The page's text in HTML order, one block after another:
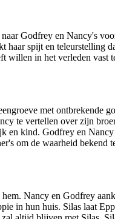
Godfrey en Nancy's
haar spijt en teleurstelling
willen in het verleden vast
met ontbrekende
te vertellen over zijn
en kind. Godfrey en Nancy
om de waarheid bekend
Nancy en Godfrey
in hun huis. Silas laat